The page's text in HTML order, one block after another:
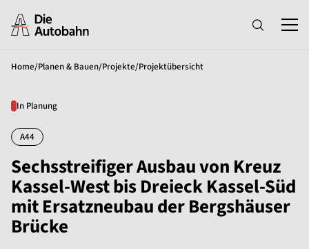
Home/Planen & Bauen/Projekte/Projektübersicht
In Planung
A44
Sechsstreifiger Ausbau von Kreuz
Kassel-West bis Dreieck Kassel-Süd
mit Ersatzneubau der Bergshäuser
Brücke